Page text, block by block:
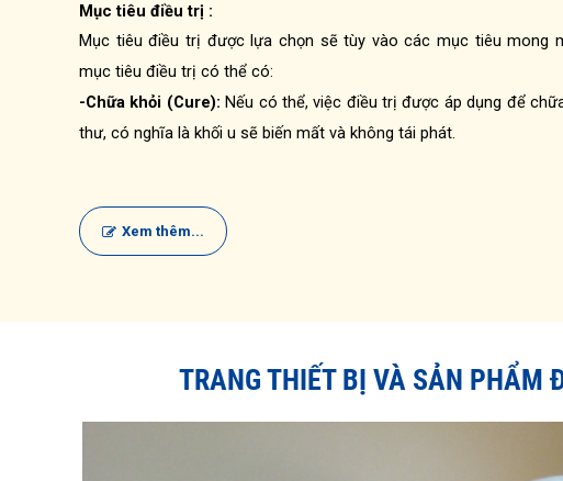
Mục tiêu điều trị :
Mục tiêu điều trị được lựa chọn sẽ tùy vào các mục tiêu mong
mục tiêu điều trị có thể có:
-Chữa khỏi (Cure): Nếu có thể, việc điều trị được áp dụng để
thư, có nghĩa là khối u sẽ biến mất và không tái phát.
Xem thêm...
TRANG THIẾT BỊ VÀ SẢN PHẨM